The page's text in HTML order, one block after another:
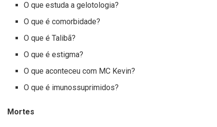
O que estuda a gelotologia?
O que é comorbidade?
O que é Talibã?
O que é estigma?
O que aconteceu com MC Kevin?
O que é imunossuprimidos?
Mortes